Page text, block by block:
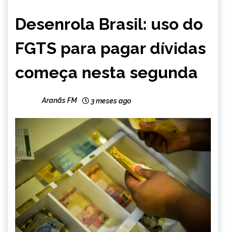
NOTÍCIAS
Desenrola Brasil: uso do
FGTS para pagar dívidas
começa nesta segunda
Aranãs FM 3 meses ago